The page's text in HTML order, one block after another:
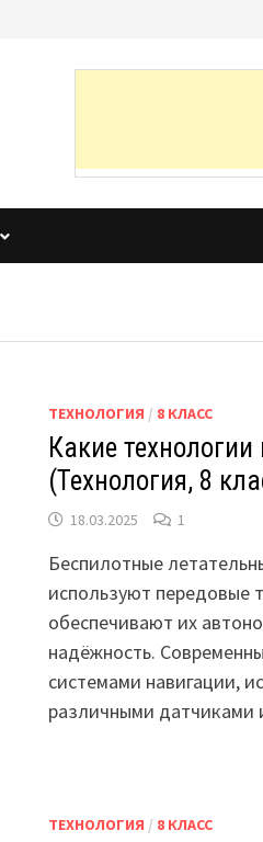
ТЕХНОЛОГИЯ / 8 КЛАСС
Какие
(Технология, 8
18.03.2025 1
Беспилотные
используют передовые
обеспечивают их
надёжность.
системами навигации,
различными
ТЕХНОЛОГИЯ / 8 КЛАСС